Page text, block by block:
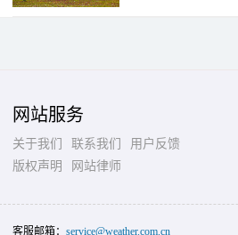
网站服务
关于我们 联系我们
用户反馈
版权声明
网站律师
客服邮箱： service@weather.com.cn